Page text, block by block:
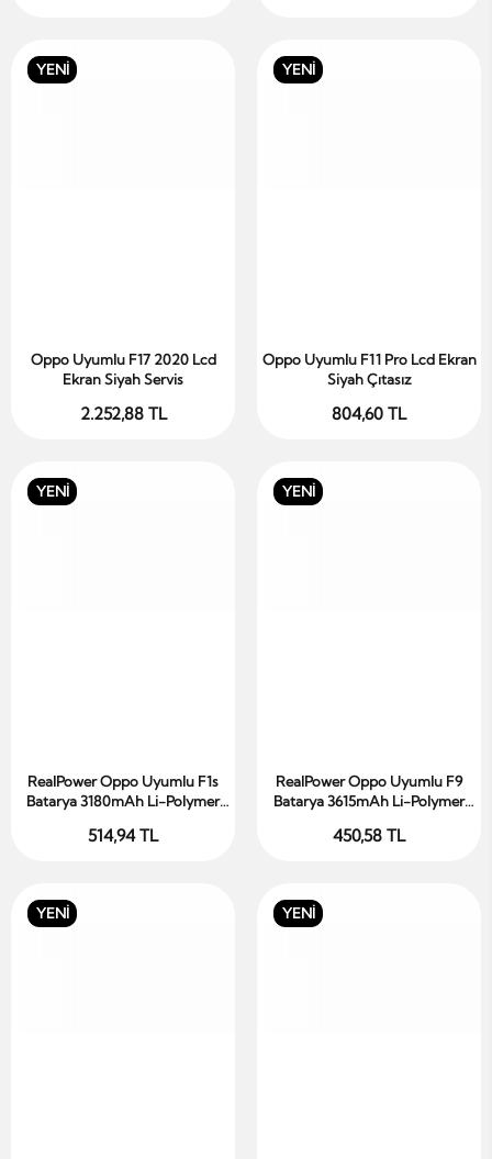
YENİ
Sepete Ekle
Oppo Uyumlu F17 2020 Lcd
Ekran Siyah Servis
2.252,88 TL
YENİ
Sepete Ekle
Oppo Uyumlu F11 Pro Lcd Ekran
Siyah Çıtasız
804,60 TL
YENİ
Sepete Ekle
RealPower Oppo Uyumlu F1s
Batarya 3180mAh Li-Polymer
514,94 TL
YENİ
Sepete Ekle
RealPower Oppo Uyumlu F9
Batarya 3615mAh Li-Polymer
450,58 TL
YENİ YENİ